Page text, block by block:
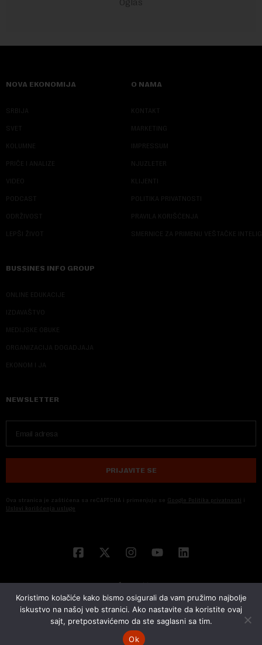
NOVA EKONOMIJA
SRBIJA
SVET
KOLUMNE
PRIČE I ANALIZE
VIDEO
PODCAST
ODRŽIVOST
LEPŠI ŽIVOT
O NAMA
KONTAKT
MARKETING
IMPRESSUM
NJUZLETER
KLIJENTI
POLITIKA PRIVATNOSTI
PRAVILA KORIŠĆENJA
SMERNICE ZA PRIMENU VEŠTAČKE
BUSSINES INFO GROUP
ONLINE EDUKACIJE
IZDAVAŠTVO
MEDIJSKE OBUKE
ORGANIZACIJA DOGADJAJA
EKONOM I JA
NEWSLETTER
PRIJAVITE SE
Ova stranica je zaštićena sa reCAPTCHA i primenjuju se Google Politika privatnosti i
Uslovi korišćenja usluge
© 2026 NOVA EKONOMIJA | SVA PRAVA ZADŽANA | DEVELOPED BY
Koristimo kolačiće kako bismo osigurali da vam pružimo najbolje
iskustvo na našoj veb stranici. Ako nastavite da koristite ovaj
sajt, pretpostavićemo da ste saglasni sa tim.
Ok